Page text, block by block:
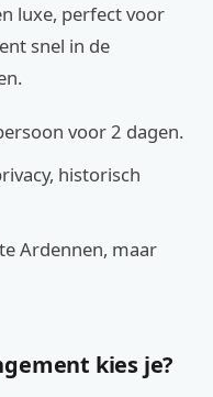
luxe, perfect voor
snel in de
voor 2 dagen.
historisch
Ardennen, maar
kies je?